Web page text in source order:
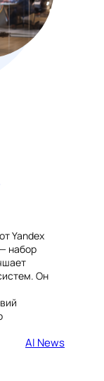
Yandex
набор
Он
AI News